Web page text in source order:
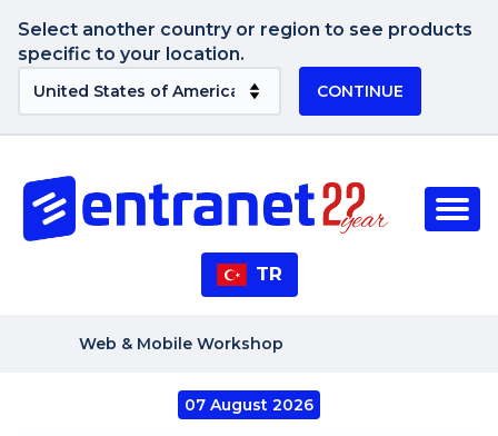
Select another country or region to see products
specific to your location.
CONTINUE
TR
Web & Mobile Workshop
07 August 2026